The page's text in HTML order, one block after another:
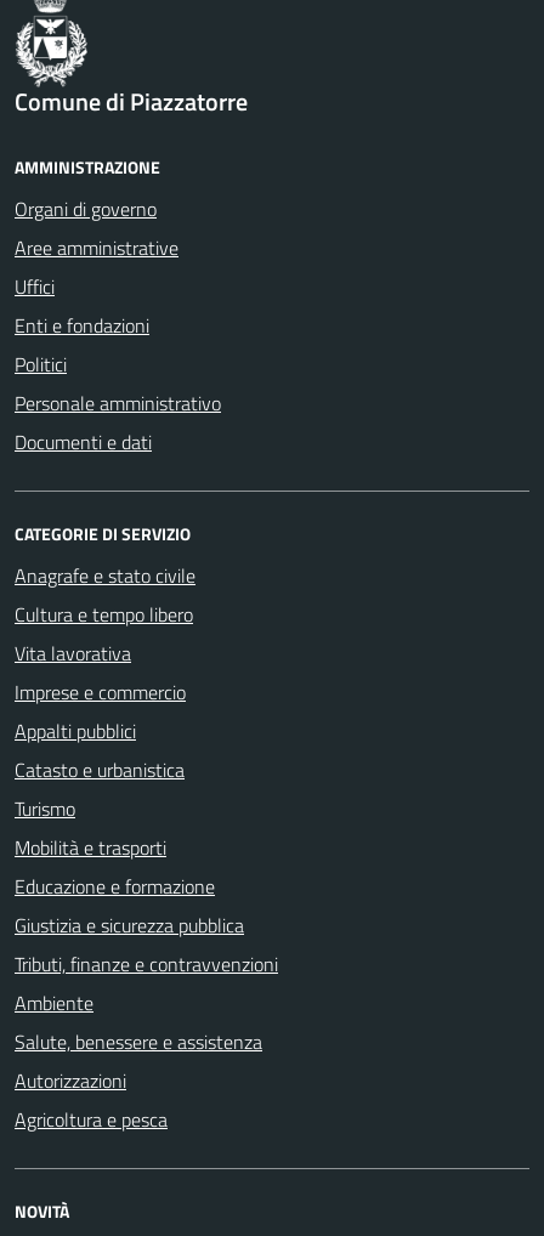
Comune di Piazzatorre
AMMINISTRAZIONE
Organi di governo
Aree amministrative
Uffici
Enti e fondazioni
Politici
Personale amministrativo
Documenti e dati
CATEGORIE DI SERVIZIO
Anagrafe e stato civile
Cultura e tempo libero
Vita lavorativa
Imprese e commercio
Appalti pubblici
Catasto e urbanistica
Turismo
Mobilità e trasporti
Educazione e formazione
Giustizia e sicurezza pubblica
Tributi, finanze e contravvenzioni
Ambiente
Salute, benessere e assistenza
Autorizzazioni
Agricoltura e pesca
NOVITÀ